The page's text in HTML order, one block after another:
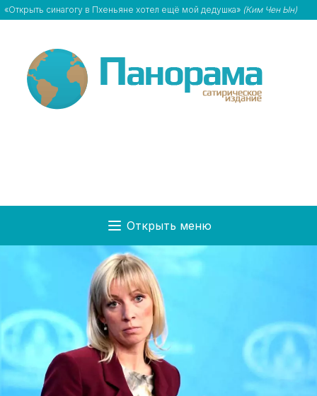
«Открыть синагогу в Пхеньяне хотел ещё мой дедушка» (Ким Чен Ын)
Открыть меню